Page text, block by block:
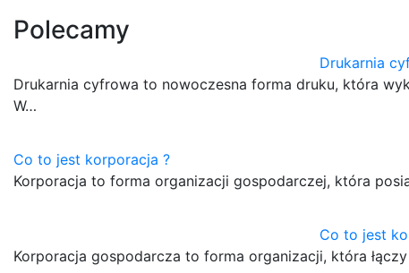
Polecamy
Drukarnia
Drukarnia cyfrowa to nowoczesna forma druku, która
W…
Co to jest korporacja ?
Korporacja to forma organizacji gospodarczej, która
Co to jest
Korporacja gospodarcza to forma organizacji, która